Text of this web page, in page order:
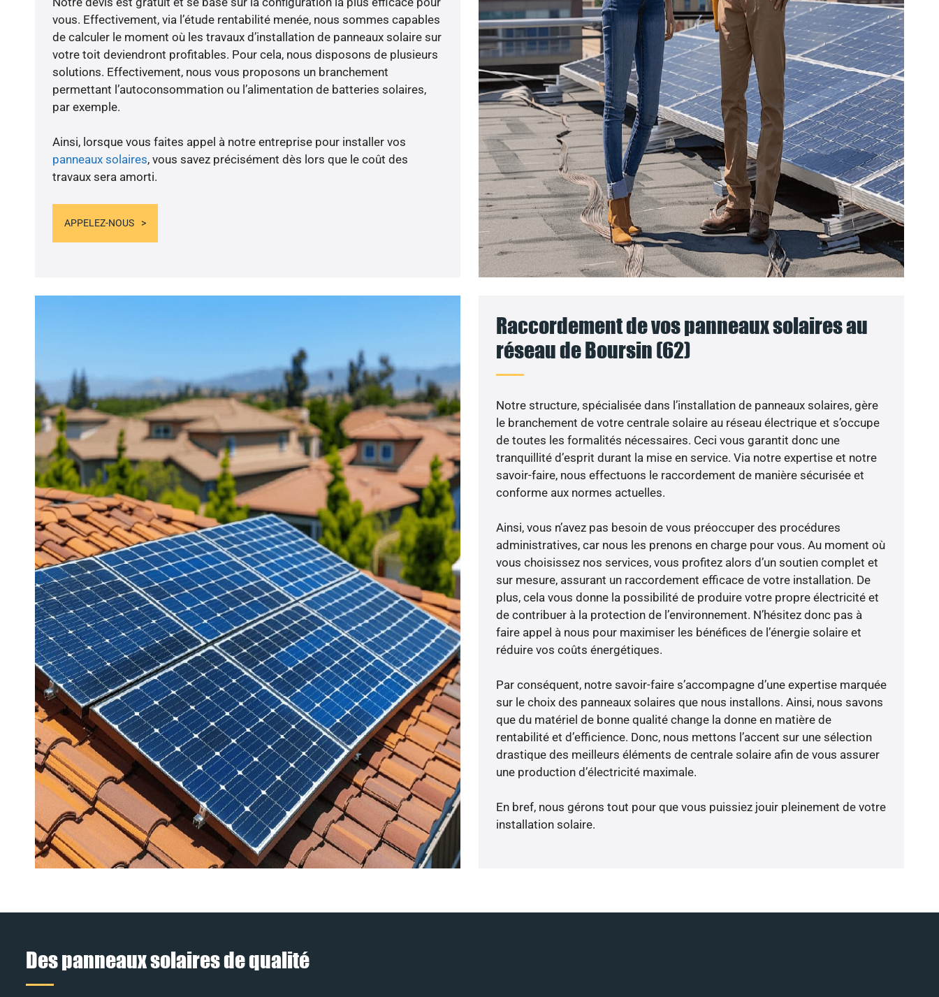
vous. Effectivement, via l’étude rentabilité menée, nous sommes capables
de calculer le moment où les travaux d’installation de panneaux solaire sur
votre toit deviendront profitables. Pour cela, nous disposons de plusieurs
solutions. Effectivement, nous vous proposons un branchement
permettant l’autoconsommation ou l’alimentation de batteries solaires,
par exemple.
Ainsi, lorsque vous faites appel à notre entreprise pour installer vos
panneaux solaires, vous savez précisément dès lors que le coût des
travaux sera amorti.
APPELEZ-NOUS
Raccordement de vos panneaux solaires au
réseau de Boursin (62)
Notre structure, spécialisée dans l’installation de panneaux solaires, gère
le branchement de votre centrale solaire au réseau électrique et s’occupe
de toutes les formalités nécessaires. Ceci vous garantit donc une
tranquillité d’esprit durant la mise en service. Via notre expertise et notre
savoir-faire, nous effectuons le raccordement de manière sécurisée et
conforme aux normes actuelles.
Ainsi, vous n’avez pas besoin de vous préoccuper des procédures
administratives, car nous les prenons en charge pour vous. Au moment où
vous choisissez nos services, vous profitez alors d’un soutien complet et
sur mesure, assurant un raccordement efficace de votre installation. De
plus, cela vous donne la possibilité de produire votre propre électricité et
de contribuer à la protection de l’environnement. N’hésitez donc pas à
faire appel à nous pour maximiser les bénéfices de l’énergie solaire et
réduire vos coûts énergétiques.
Par conséquent, notre savoir-faire s’accompagne d’une expertise marquée
sur le choix des panneaux solaires que nous installons. Ainsi, nous savons
que du matériel de bonne qualité change la donne en matière de
rentabilité et d’efficience. Donc, nous mettons l’accent sur une sélection
drastique des meilleurs éléments de centrale solaire afin de vous assurer
une production d’électricité maximale.
En bref, nous gérons tout pour que vous puissiez jouir pleinement de votre
installation solaire.
Des panneaux solaires de qualité